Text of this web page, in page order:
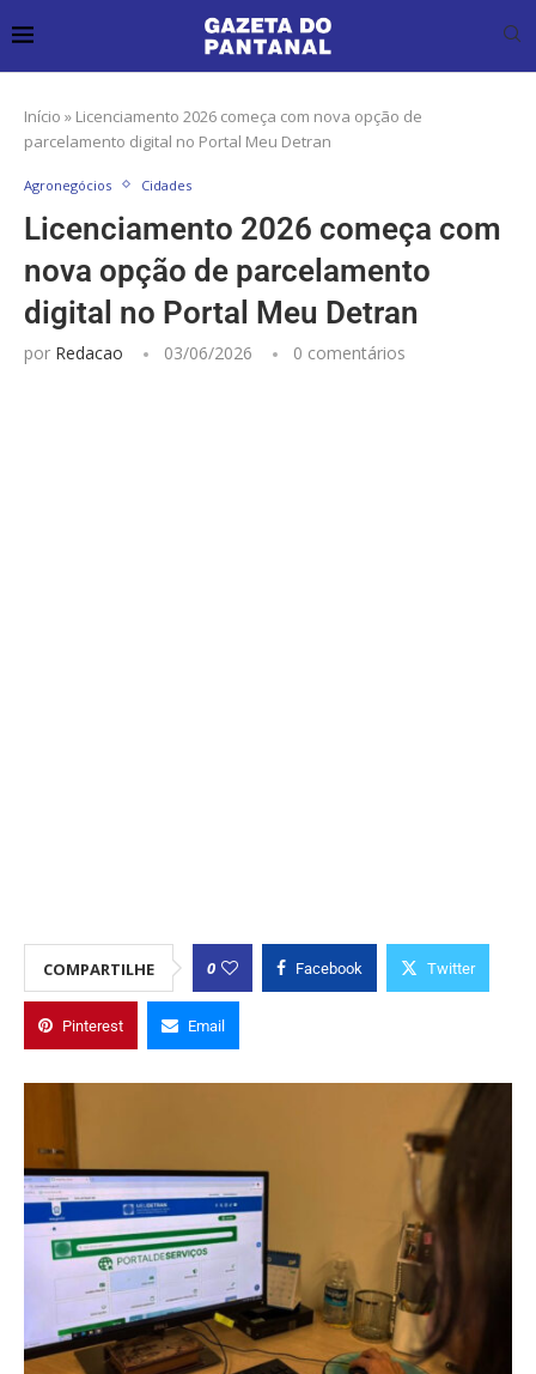
Início » Licenciamento 2026 começa com nova opção de
parcelamento digital no Portal Meu Detran
Agronegócios Cidades
Licenciamento 2026 começa com
nova opção de parcelamento
digital no Portal Meu Detran
por Redacao 03/06/2026 0 comentários
COMPARTILHE 0 Facebook Twitter
Pinterest Email